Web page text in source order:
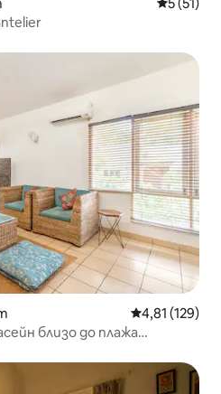
Средна
4,81 (129)
близо до плажа